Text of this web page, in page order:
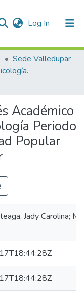
Log In (current)
Sede Valledupar
Académico
Periodo
Popular
Jady Carolina;